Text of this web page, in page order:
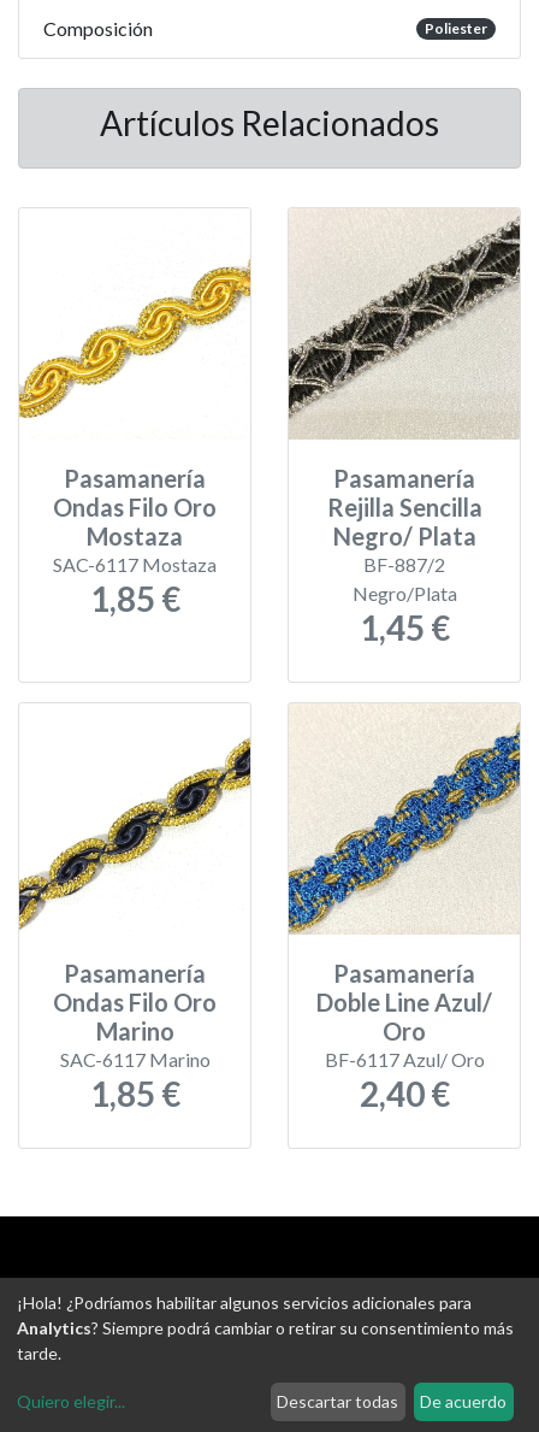
Composición Poliester
Artículos Relacionados
Pasamanería
Ondas Filo Oro
Mostaza
SAC-6117 Mostaza
1,85 €
Pasamanería
Rejilla Sencilla
Negro/ Plata
BF-887/2
Negro/Plata
1,45 €
Pasamanería
Ondas Filo Oro
Marino
SAC-6117 Marino
1,85 €
Pasamanería
Doble Line Azul/
Oro
BF-6117 Azul/ Oro
2,40 €
-Gastos de envío-Uso de cookies-Ajustes de Cookies
¡Hola! ¿Podríamos habilitar algunos servicios adicionales para
Analytics? Siempre podrá cambiar o retirar su consentimiento más
tarde.
Quiero elegir... Descartar todas De acuerdo